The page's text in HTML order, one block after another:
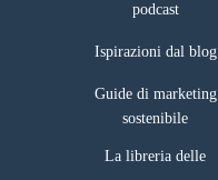
podcast
Ispirazioni dal blog
Guide di marketing
sostenibile
La libreria delle